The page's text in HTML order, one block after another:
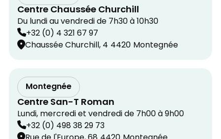
Centre Chaussée Churchill
Du lundi au vendredi de 7h30 à 10h30
+32 (0) 4 321 67 97
Chaussée Churchill, 4 4420 Montegnée
Montegnée
Centre San-T Roman
Lundi, mercredi et vendredi de 7h00 à 9h00
+32 (0) 498 38 29 73